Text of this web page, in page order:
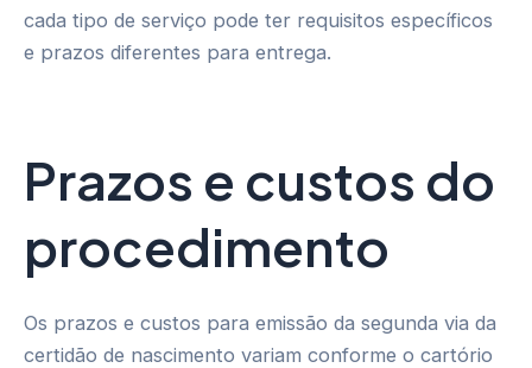
cada tipo de serviço pode ter requisitos específicos
e prazos diferentes para entrega.
Prazos e custos do
procedimento
Os prazos e custos para emissão da segunda via da
certidão de nascimento variam conforme o cartório